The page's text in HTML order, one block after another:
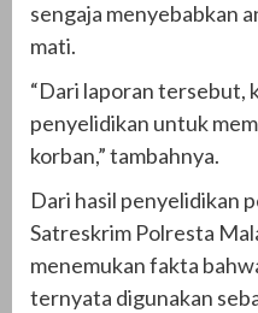
sengaja menyebabkan
mati.
“Dari laporan tersebut,
penyelidikan untuk
korban,” tambahnya.
Dari hasil penyelidikan
Satreskrim Polresta
menemukan fakta
ternyata digunakan